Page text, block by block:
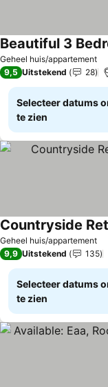
Geheel huis/appartement
Beautiful 3
9,5 Uitstekend 28
Selecteer datums
te zien
Geheel huis/appartement
9,9 Uitstekend 135
Selecteer datums
te zien